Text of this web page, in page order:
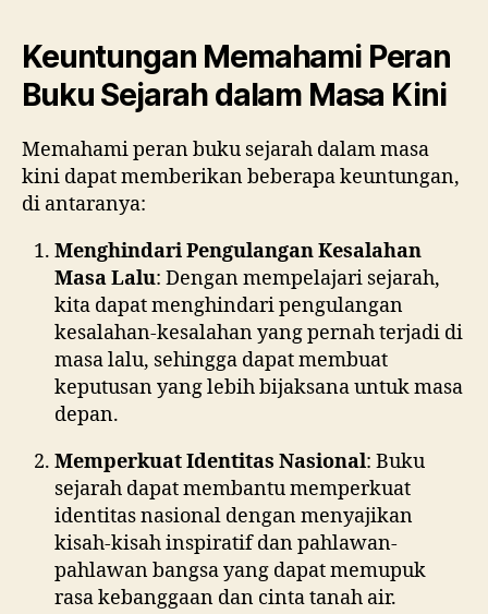
Keuntungan Memahami Peran
Buku Sejarah dalam Masa Kini
Memahami peran buku sejarah dalam masa
kini dapat memberikan beberapa keuntungan,
di antaranya:
Menghindari Pengulangan Kesalahan
Masa Lalu: Dengan mempelajari sejarah,
kita dapat menghindari pengulangan
kesalahan-kesalahan yang pernah terjadi di
masa lalu, sehingga dapat membuat
keputusan yang lebih bijaksana untuk masa
depan.
Memperkuat Identitas Nasional: Buku
sejarah dapat membantu memperkuat
identitas nasional dengan menyajikan
kisah-kisah inspiratif dan pahlawan-
pahlawan bangsa yang dapat memupuk
rasa kebanggaan dan cinta tanah air.